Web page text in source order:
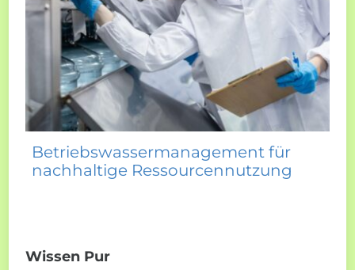
Betriebswassermanagement für
nachhaltige Ressourcennutzung
Wissen Pur